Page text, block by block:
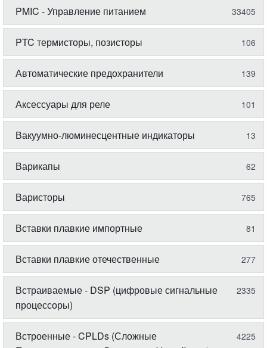
PMIC - Управление питанием 33405
PTC термисторы, позисторы 106
Автоматические предохранители 139
Аксессуары для реле 101
Вакуумно-люминесцентные индикаторы 13
Варикапы 62
Варисторы 765
Вставки плавкие импортные 81
Вставки плавкие отечественные 277
Встраиваемые - DSP (цифровые сигнальные
процессоры)
2335
Встроенные - CPLDs (Сложные
4225